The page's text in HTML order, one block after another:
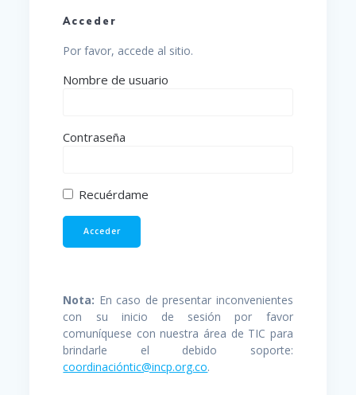
Acceder
Por favor, accede al sitio.
Nombre de usuario
Contraseña
Recuérdame
Nota: En caso de presentar inconvenientes
con su inicio de sesión por favor
comuníquese con nuestra área de TIC para
brindarle el debido soporte:
coordinacióntic@incp.org.co.